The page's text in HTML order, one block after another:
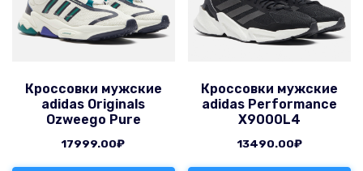
Кроссовки мужские
adidas Originals
Ozweego Pure
17999.00₽
Кроссовки мужские
adidas Performance
X9000L4
13490.00₽